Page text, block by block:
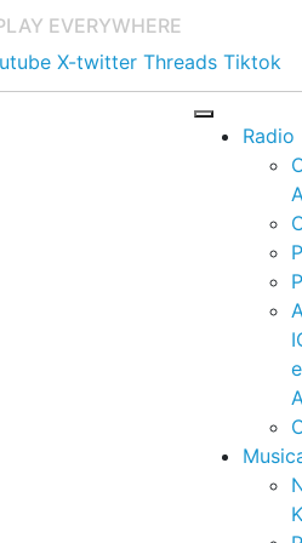
EVERYWHERE
X-twitter Threads Tiktok
Radio
e